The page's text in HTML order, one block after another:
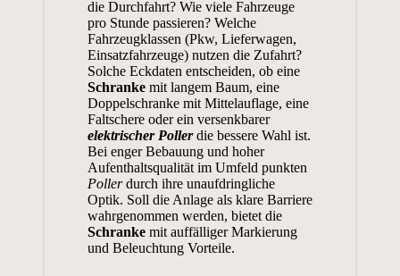
die Durchfahrt? Wie viele Fahrzeuge
pro Stunde passieren? Welche
Fahrzeugklassen (Pkw, Lieferwagen,
Einsatzfahrzeuge) nutzen die Zufahrt?
Solche Eckdaten entscheiden, ob eine
Schrankemit langem Baum, eine
Doppelschranke mit Mittelauflage, eine
Faltschere oder ein versenkbarer
elektrischer Pollerdie bessere Wahl ist.
Bei enger Bebauung und hoher
Aufenthaltsqualität im Umfeld punkten
Pollerdurch ihre unaufdringliche
Optik. Soll die Anlage als klare Barriere
wahrgenommen werden, bietet die
Schrankemit auffälliger Markierung
und Beleuchtung Vorteile.